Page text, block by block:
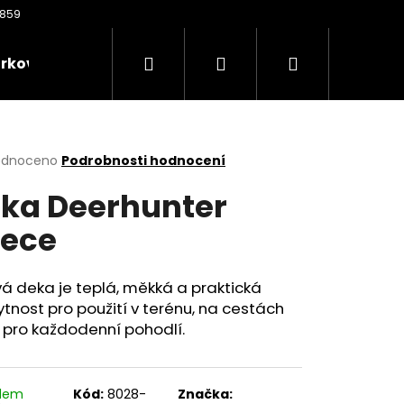
poukazy Oděvy Kontakty
Hledat PřihlášeníNákupní
Podrobnosti hodnocení
Deerhunter
deka je teplá, měkká a praktická
pro použití v terénu, na cestách
každodenní pohodlí.
Kód: 8028-
Značka: